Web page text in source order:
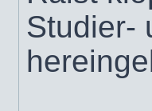
Studier-